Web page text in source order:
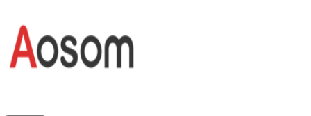
Amazon